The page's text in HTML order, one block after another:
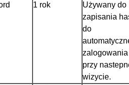
1 rok
Używany do
zapisania
do
zalogowania
przy
wizycie.